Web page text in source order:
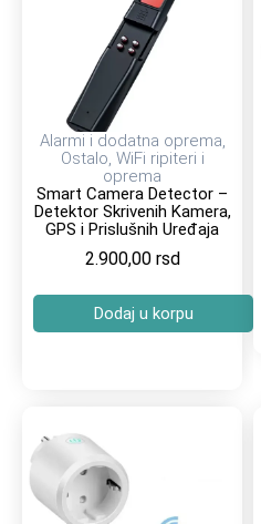
Alarmi i dodatna oprema,
Ostalo, WiFi ripiteri i
oprema
Smart Camera Detector –
Detektor Skrivenih Kamera,
GPS i Prislušnih Uređaja
2.900,00 rsd
Dodaj u korpu